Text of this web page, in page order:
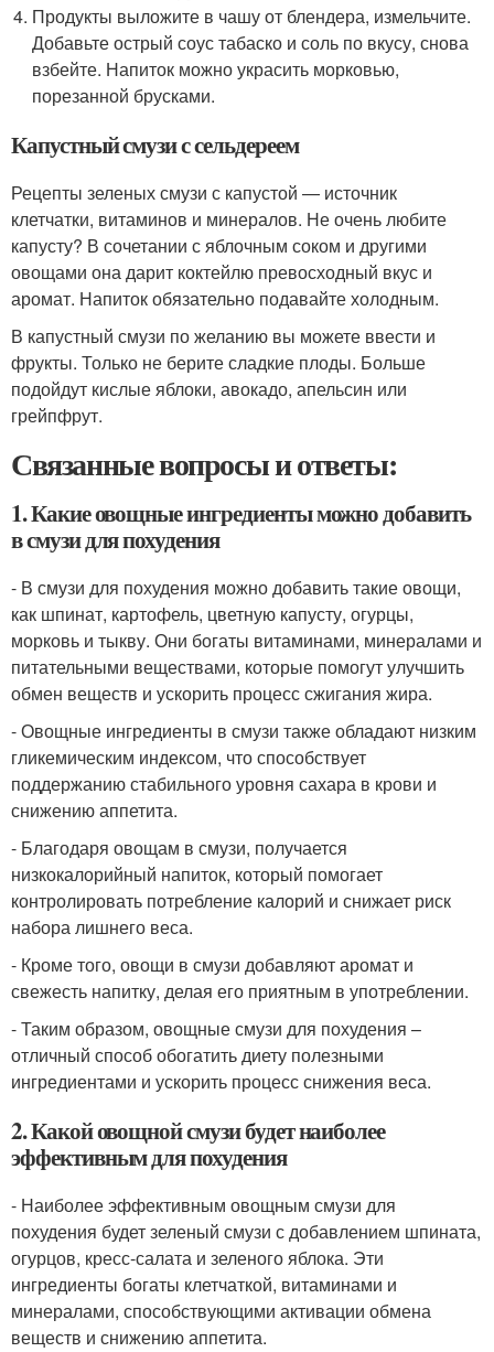
Продукты выложите в чашу от блендера, измельчите.
Добавьте острый соус табаско и соль по вкусу, снова
взбейте. Напиток можно украсить морковью,
порезанной брусками.
Капустный смузи с сельдереем
Рецепты зеленых смузи с капустой — источник
клетчатки, витаминов и минералов. Не очень любите
капусту? В сочетании с яблочным соком и другими
овощами она дарит коктейлю превосходный вкус и
аромат. Напиток обязательно подавайте холодным.
В капустный смузи по желанию вы можете ввести и
фрукты. Только не берите сладкие плоды. Больше
подойдут кислые яблоки, авокадо, апельсин или
грейпфрут.
Связанные вопросы и ответы:
1. Какие овощные ингредиенты можно добавить
в смузи для похудения
- В смузи для похудения можно добавить такие овощи,
как шпинат, картофель, цветную капусту, огурцы,
морковь и тыкву. Они богаты витаминами, минералами и
питательными веществами, которые помогут улучшить
обмен веществ и ускорить процесс сжигания жира.
- Овощные ингредиенты в смузи также обладают низким
гликемическим индексом, что способствует
поддержанию стабильного уровня сахара в крови и
снижению аппетита.
- Благодаря овощам в смузи, получается
низкокалорийный напиток, который помогает
контролировать потребление калорий и снижает риск
набора лишнего веса.
- Кроме того, овощи в смузи добавляют аромат и
свежесть напитку, делая его приятным в употреблении.
- Таким образом, овощные смузи для похудения –
отличный способ обогатить диету полезными
ингредиентами и ускорить процесс снижения веса.
2. Какой овощной смузи будет наиболее
эффективным для похудения
- Наиболее эффективным овощным смузи для
похудения будет зеленый смузи с добавлением шпината,
огурцов, кресс-салата и зеленого яблока. Эти
ингредиенты богаты клетчаткой, витаминами и
минералами, способствующими активации обмена
веществ и снижению аппетита.